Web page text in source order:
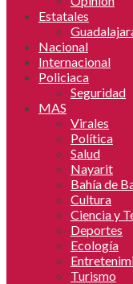
Estatales
Nacional
Internacional
Policiaca
Seguridad
MAS
Virales
Política
Salud
Nayarit
Bahía de
Cultura
Ciencia y
Deportes
Ecología
Turismo